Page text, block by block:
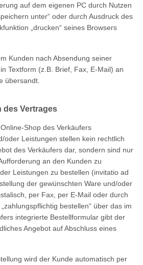
auf dem eigenen PC durch Nutzen
unter“ oder durch Ausdruck des
„drucken“ seines Browsers
Kunden nach Absendung seiner
Textform (z.B. Brief, Fax, E-Mail) an
übersandt.
des Vertrages
Shop des Verkäufers
oder Leistungen stellen kein rechtlich
des Verkäufers dar, sondern sind nur
an den Kunden zu
Leistungen zu bestellen (invitatio ad
der gewünschten Ware und/oder
per Fax, per E-Mail oder durch
bestellen“ über das im
integrierte Bestellformular gibt der
Angebot auf Abschluss eines
wird der Kunde automatisch per